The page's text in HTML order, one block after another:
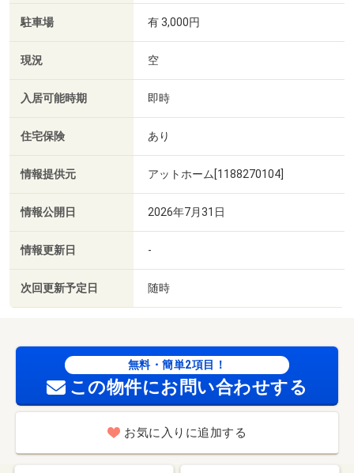
駐車場 有 3,000円
現況 空
入居可能時期 即時
住宅保険 あり
情報提供元 アットホーム[1188270104]
情報公開日 2026年7月31日
情報更新日 -
次回更新予定日 随時
無料・簡単2項目！
この物件にお問い合わせする
お気に入りに追加する